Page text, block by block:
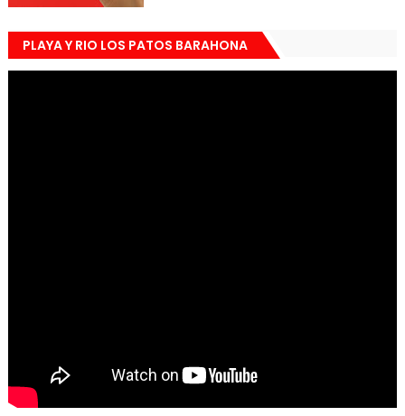
PLAYA Y RIO LOS PATOS BARAHONA